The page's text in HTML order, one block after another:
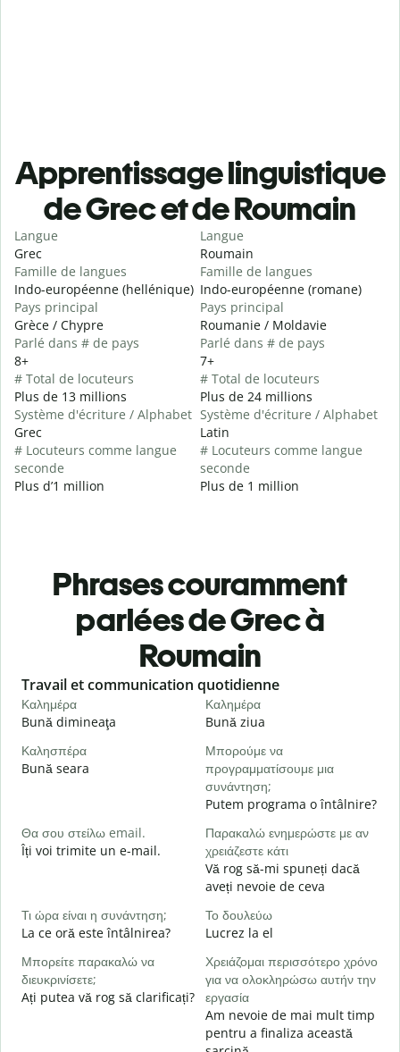
Apprentissage linguistique
de Grec et de Roumain
Langue
Grec
Famille de langues
Indo-européenne (hellénique)
Pays principal
Grèce / Chypre
Parlé dans # de pays
8+
# Total de locuteurs
Plus de 13 millions
Système d'écriture / Alphabet
Grec
# Locuteurs comme langue
seconde
Plus d’1 million
Langue
Roumain
Famille de langues
Indo-européenne (romane)
Pays principal
Roumanie / Moldavie
Parlé dans # de pays
7+
# Total de locuteurs
Plus de 24 millions
Système d'écriture / Alphabet
Latin
# Locuteurs comme langue
seconde
Plus de 1 million
Phrases couramment
parlées de Grec à
Roumain
Slide 1 of 6
Travail et communication quotidienne
Καλημέρα
Bună dimineaţa
Καλημέρα
Bună ziua
Καλησπέρα
Bună seara
Μπορούμε να
προγραμματίσουμε μια
συνάντηση;
Putem programa o întâlnire?
Θα σου στείλω email.
Îți voi trimite un e-mail.
Παρακαλώ ενημερώστε με αν
χρειάζεστε κάτι
Vă rog să-mi spuneți dacă
aveți nevoie de ceva
Τι ώρα είναι η συνάντηση;
La ce oră este întâlnirea?
Το δουλεύω
Lucrez la el
Μπορείτε παρακαλώ να
διευκρινίσετε;
Ați putea vă rog să clarificați?
Χρειάζομαι περισσότερο χρόνο
για να ολοκληρώσω αυτήν την
εργασία
Am nevoie de mai mult timp
pentru a finaliza această